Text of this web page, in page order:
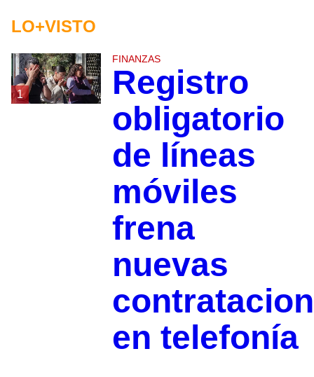
LO+VISTO
1
FINANZAS
Registro
obligatorio
de líneas
móviles
frena
nuevas
en telefonía